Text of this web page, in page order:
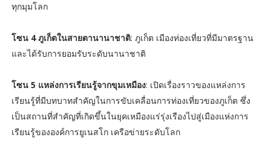
ทุกมุมโลก
โซน 4 ภูเก็ตในสายตานานาชาติ: ภูเก็ต เมืองท่องเที่ยวที่มีมาตรฐาน
และได้รับการยอมรับระดับนานาชาติ
โซน 5 แหล่งการเรียนรู้จากขุมเหมือง: เปิดเรื่องราวของแหล่งการ
เรียนรู้ที่มีบทบาทสำคัญในการขับเคลื่อนการท่องเที่ยวของภูเก็ต ซึ่ง
เป็นสถานที่สำคัญที่เกิดขึ้นในยุคเหมืองแร่รุ่งเรืองไปสู่เมืองแห่งการ
เรียนรู้ขององค์การยูเนสโก เครือข่ายระดับโลก